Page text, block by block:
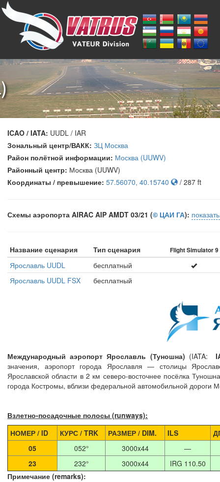
ICAO / IATA: UUDL / IAR
Зональный центр/ВАКК: ЗЦ Москва
Район полётной информации: Москва (UUWV)
Районный центр: Москва (UUWV)
Координаты / превышение: 57.56070, 40.15740 / 287 ft
Схемы аэропорта AIRAC AIP AMDT 03/21 (© ЦАИ ГА):
Название сценария Тип сценария Flight Simulator 9
Ярославль UUDL
бесплатный
Ярославль UUDL FSX
бесплатный
Международный аэропорт Ярославль (Туношна) (IATA:
значения, аэропорт города Ярославля — столицы
Ярославской области в 2 км северо-восточнее посёлка
города Костромы, вблизи федеральной автомобильной дороги
Взлетно-посадочные полосы (runways):
НОМЕР / ID
КУРС / TRK РАЗМЕР / DIM. ILS
05
052° 3000x44
—
23
232° 3000x44
IRG 110.50
Примечание (remarks):